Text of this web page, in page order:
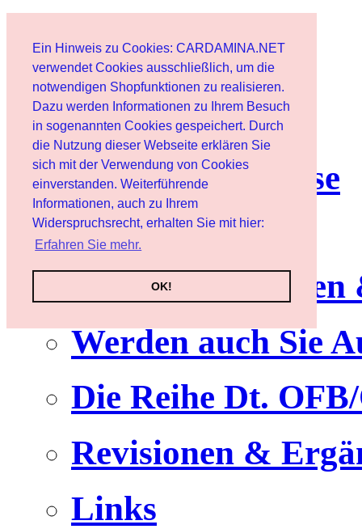
Ein Hinweis zu Cookies: CARDAMINA.NET
verwendet Cookies ausschließlich, um die
notwendigen Shopfunktionen zu realisieren.
Dazu werden Informationen zu Ihrem Besuch
in sogenannten Cookies gespeichert. Durch
die Nutzung dieser Webseite erklären Sie
sich mit der Verwendung von Cookies
einverstanden. Weiterführende
Informationen, auch zu Ihrem
Widerspruchsrecht, erhalten Sie mit hier:
Erfahren Sie mehr.
OK!
Benutzer
Newsletter
Nutzungshinweise
Service
Werden auch Sie
Die Reihe Dt.
Revisionen &
Links